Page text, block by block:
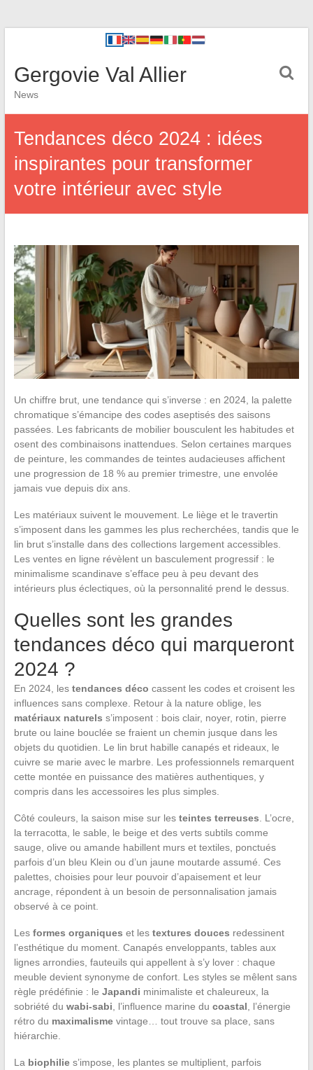
Gergovie Val Allier
News
Tendances déco 2024 : idées
inspirantes pour transformer
votre intérieur avec style
Un chiffre brut, une tendance qui s’inverse : en 2024, la palette
chromatique s’émancipe des codes aseptisés des saisons
passées. Les fabricants de mobilier bousculent les habitudes et
osent des combinaisons inattendues. Selon certaines marques
de peinture, les commandes de teintes audacieuses affichent
une progression de 18 % au premier trimestre, une envolée
jamais vue depuis dix ans.
Les matériaux suivent le mouvement. Le liège et le travertin
s’imposent dans les gammes les plus recherchées, tandis que le
lin brut s’installe dans des collections largement accessibles.
Les ventes en ligne révèlent un basculement progressif : le
minimalisme scandinave s’efface peu à peu devant des
intérieurs plus éclectiques, où la personnalité prend le dessus.
Quelles sont les grandes
tendances déco qui marqueront
2024 ?
En 2024, les tendances déco cassent les codes et croisent les
influences sans complexe. Retour à la nature oblige, les
matériaux naturels s’imposent : bois clair, noyer, rotin, pierre
brute ou laine bouclée se fraient un chemin jusque dans les
objets du quotidien. Le lin brut habille canapés et rideaux, le
cuivre se marie avec le marbre. Les professionnels remarquent
cette montée en puissance des matières authentiques, y
compris dans les accessoires les plus simples.
Côté couleurs, la saison mise sur les teintes terreuses . L’ocre,
la terracotta, le sable, le beige et des verts subtils comme
sauge, olive ou amande habillent murs et textiles, ponctués
parfois d’un bleu Klein ou d’un jaune moutarde assumé. Ces
palettes, choisies pour leur pouvoir d’apaisement et leur
ancrage, répondent à un besoin de personnalisation jamais
observé à ce point.
Les formes organiques et les textures douces redessinent
l’esthétique du moment. Canapés enveloppants, tables aux
lignes arrondies, fauteuils qui appellent à s’y lover : chaque
meuble devient synonyme de confort. Les styles se mêlent sans
règle prédéfinie : le Japandi minimaliste et chaleureux, la
sobriété du wabi-sabi , l’influence marine du coastal , l’énergie
rétro du maximalismevintage… tout trouve sa place, sans
hiérarchie.
La biophilies’impose, les plantes se multiplient, parfois